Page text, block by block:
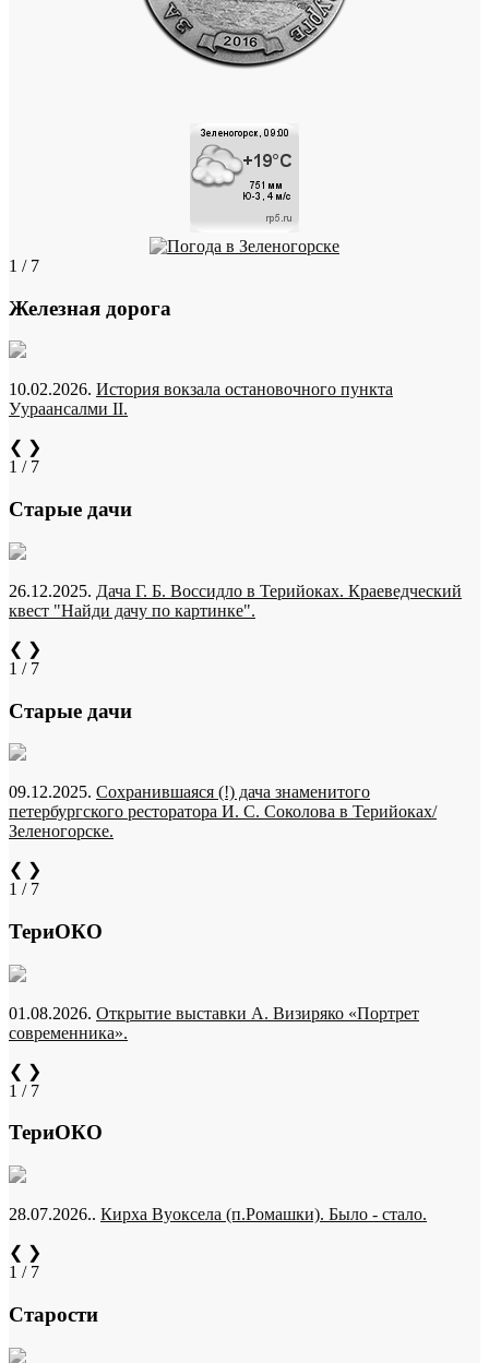
1 / 7
Железная дорога
10.02.2026. История вокзала остановочного пункта
Уураансалми II.
❮ ❯
1 / 7
Старые дачи
26.12.2025. Дача Г. Б. Воссидло в Терийоках. Краеведческий
квест "Найди дачу по картинке".
❮ ❯
1 / 7
Старые дачи
09.12.2025. Сохранившаяся (!) дача знаменитого
петербургского ресторатора И. С. Соколова в Терийоках/
Зеленогорске.
❮ ❯
1 / 7
ТериОКО
01.08.2026. Открытие выставки А. Визиряко «Портрет
современника».
❮ ❯
1 / 7
ТериОКО
28.07.2026.. Кирха Вуоксела (п.Ромашки). Было - стало.
❮ ❯
1 / 7
Старости